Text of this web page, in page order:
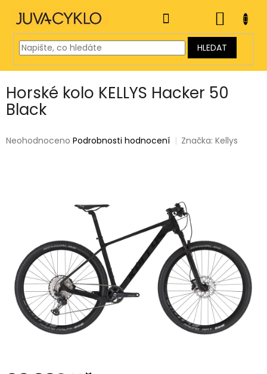
obsah
HLEDAT
KOŠÍK
Horské kolo KELLYS Hacker 50
Black
Průměrné
Neohodnoceno Podrobnosti hodnocení Značka:Kellys